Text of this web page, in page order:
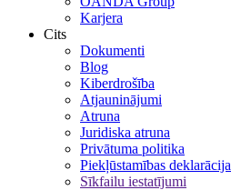
Karjera
Cits
Dokumenti
Blog
Kiberdrošība
Atjauninājumi
Atruna
Juridiska atruna
Privātuma politika
Piekļūstamības deklarācija
Sīkfailu iestatījumi